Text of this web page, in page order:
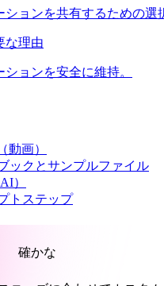
ションを共有するための選
な理由
ョンを安全に維持。
動画）
ックとサンプルファイル
）
トステップ
確かな